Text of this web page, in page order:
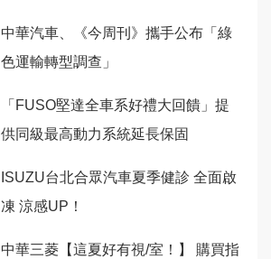
中華汽車、《今周刊》攜手公布「綠
色運輸轉型調查」
「FUSO堅達全車系好禮大回饋」提
供同級最高動力系統延長保固
ISUZU台北合眾汽車夏季健診 全面啟
凍 涼感UP！
中華三菱【這夏好有視/室！】 購買指